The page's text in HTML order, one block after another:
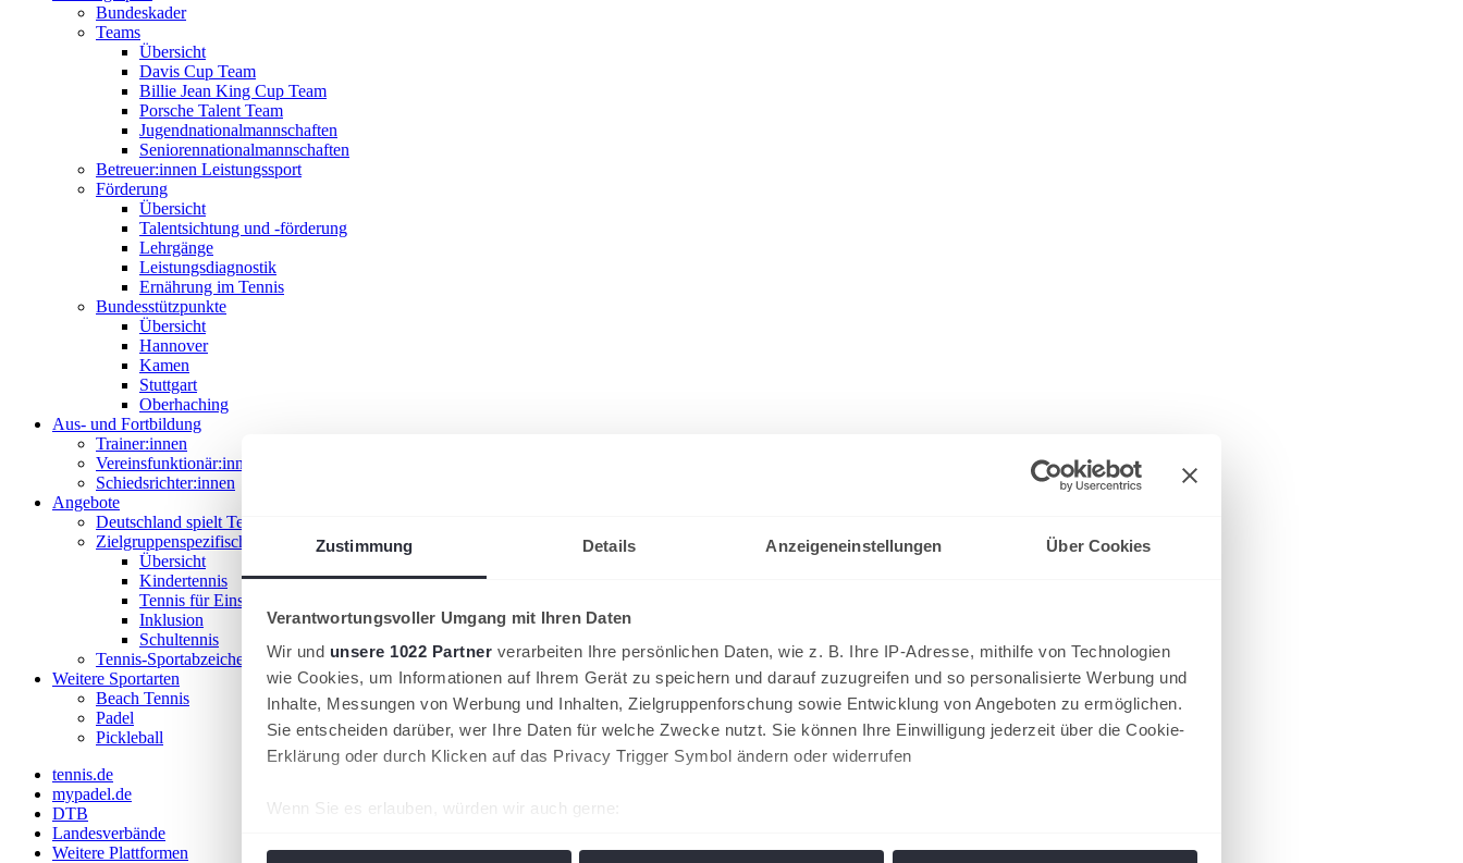
Zustimmung Details Anzeigeneinstellungen Über Cookies
Verantwortungsvoller Umgang mit Ihren Daten
Wir und unsere 1022 Partner verarbeiten Ihre persönlichen Daten, wie z. B. Ihre IP-Adresse, mithilfe von Technologien
wie Cookies, um Informationen auf Ihrem Gerät zu speichern und darauf zuzugreifen und so personalisierte Werbung und
Inhalte, Messungen von Werbung und Inhalten, Zielgruppenforschung sowie Entwicklung von Angeboten zu ermöglichen.
Sie entscheiden darüber, wer Ihre Daten für welche Zwecke nutzt. Sie können Ihre Einwilligung jederzeit über die Cookie-
Erklärung oder durch Klicken auf das Privacy Trigger Symbol ändern oder widerrufen
Wenn Sie es erlauben, würden wir auch gerne:
Bundeskader
Teams
Übersicht
Davis Cup Team
Billie Jean King Cup Team
Porsche Talent Team
Jugendnationalmannschaften
Seniorennationalmannschaften
Betreuer:innen Leistungssport
Förderung
Übersicht
Talentsichtung und -förderung
Lehrgänge
Leistungsdiagnostik
Ernährung im Tennis
Bundesstützpunkte
Übersicht
Hannover
Kamen
Stuttgart
Oberhaching
Aus- und Fortbildung
Trainer:innen
Vereinsfunktionär:innen
Schiedsrichter:innen
Angebote
Deutschland spielt Tennis
Zielgruppenspezifische Angebote
Übersicht
Kindertennis
Tennis für Einsteiger 18+
Inklusion
Schultennis
Tennis-Sportabzeichen
Weitere Sportarten
Beach Tennis
Padel
Pickleball
tennis.de
mypadel.de
DTB
Landesverbände
Weitere Plattformen